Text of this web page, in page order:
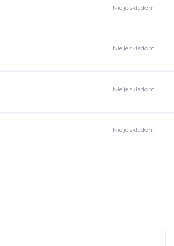
Nie je skladom
Nie je skladom
Nie je skladom
Nie je skladom